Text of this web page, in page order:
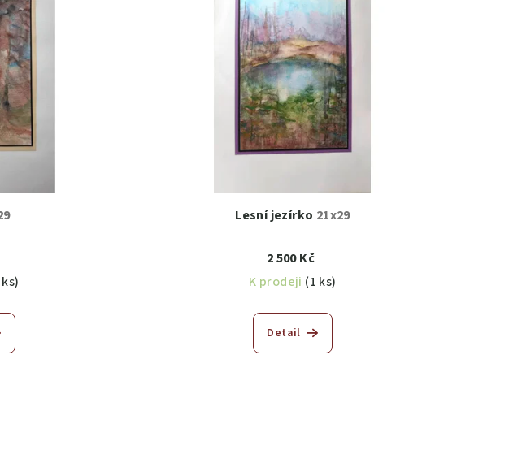
Lesní jezírko 21x29
2 500 Kč
K prodeji (1 ks)
Detail